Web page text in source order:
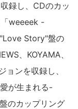
ガン"盤、DVD付
販売。初回"トッ
のミュージック
録し、CDのカッ
「weeeek -
Story"盤の
、KOYAMA、